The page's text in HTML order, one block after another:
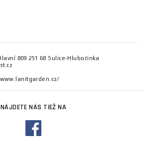
809 251 68 Sulice-Hlubočinka
NÁJDETE NÁS TIEŽ NA